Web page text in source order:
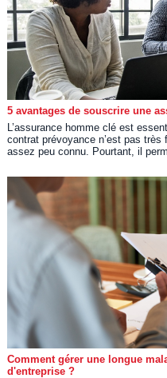
5 avantages de souscrire une
L’assurance homme clé est
contrat prévoyance n’est pas très
assez peu connu. Pourtant, il
Comment gérer une longue
d'entreprise ?